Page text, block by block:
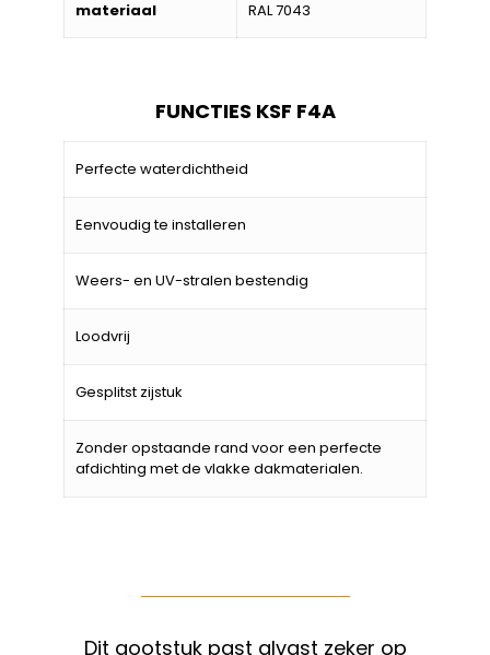
materiaal RAL 7043
FUNCTIES KSF F4A
Perfecte waterdichtheid
Eenvoudig te installeren
Weers- en UV-stralen bestendig
Loodvrij
Gesplitst zijstuk
Zonder opstaande rand voor een perfecte
afdichting met de vlakke dakmaterialen.
Dit gootstuk past alvast zeker op